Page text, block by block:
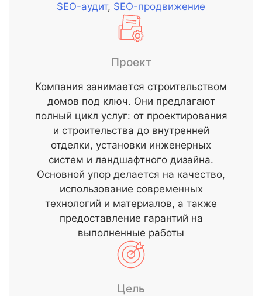
SEO-аудит, SEO-продвижение
Проект
Компания занимается строительством
домов под ключ. Они предлагают
полный цикл услуг: от проектирования
и строительства до внутренней
отделки, установки инженерных
систем и ландшафтного дизайна.
Основной упор делается на качество,
использование современных
технологий и материалов, а также
предоставление гарантий на
выполненные работы
Цель